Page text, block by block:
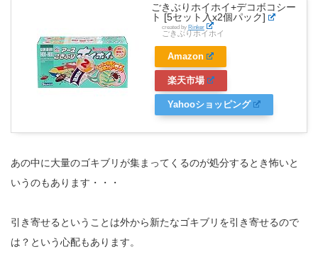
ごきぶりホイホイ+デコボコシー
ト [5セット入x2個パック]
created by Rinker
ごきぶりホイホイ
Amazon
楽天市場
Yahooショッピング
あの中に大量のゴキブリが集まってくるのが処分するとき怖いと
いうのもあります・・・
引き寄せるということは外から新たなゴキブリを引き寄せるので
は？という心配もあります。